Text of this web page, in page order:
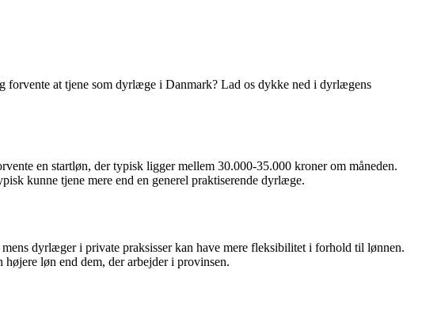
at tjene som dyrlæge i Danmark? Lad os dykke ned i dyrlægens
en startløn, der typisk ligger mellem 30.000-35.000 kroner om måneden.
kunne tjene mere end en generel praktiserende dyrlæge.
dyrlæger i private praksisser kan have mere fleksibilitet i forhold til lønnen.
løn end dem, der arbejder i provinsen.